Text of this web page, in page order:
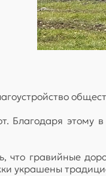
Благодаря этому
что гравийные
украшены